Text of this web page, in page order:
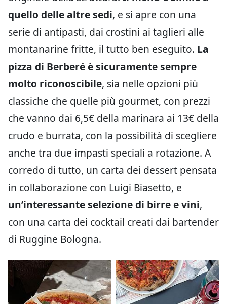
quello delle altre sedi, e si apre con una
serie di antipasti, dai crostini ai taglieri alle
montanarine fritte, il tutto ben eseguito. La
pizza di Berberé è sicuramente sempre
molto riconoscibile, sia nelle opzioni più
classiche che quelle più gourmet, con prezzi
che vanno dai 6,5€ della marinara ai 13€ della
crudo e burrata, con la possibilità di scegliere
anche tra due impasti speciali a rotazione. A
corredo di tutto, un carta dei dessert pensata
in collaborazione con Luigi Biasetto, e
un’interessante selezione di birre e vini,
con una carta dei cocktail creati dai bartender
di Ruggine Bologna.